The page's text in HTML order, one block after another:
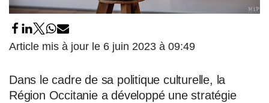
Article mis à jour le 6 juin 2023 à 09:49
Dans le cadre de sa politique culturelle, la
Région Occitanie a développé une stratégie